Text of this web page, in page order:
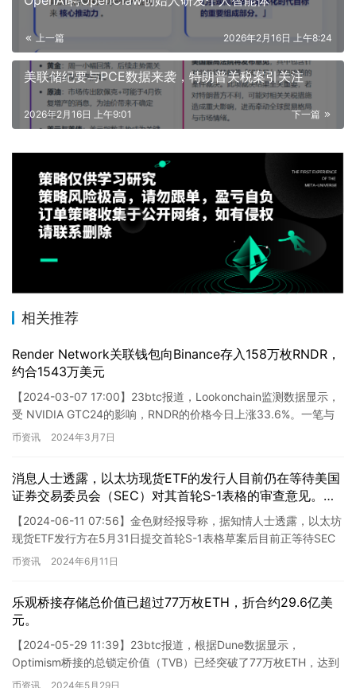
上一篇 2026年2月16日 上午8:24
美联储纪要与PCE数据来袭，特朗普关税案引关注
下一篇
2026年2月16日 上午9:01
相关推荐
Render Network关联钱包向Binance存入158万枚RNDR，
约合1543万美元
【2024-03-07 17:00】23btc报道，Lookonchain监测数据显示，
受 NVIDIA GTC24的影响，RNDR的价格今日上涨33.6%。一笔与
Render N…
币资讯 2024年3月7日
消息人士透露，以太坊现货ETF的发行人目前仍在等待美国
证券交易委员会（SEC）对其首轮S-1表格的审查意见。该
发行人希望能够尽快取得SEC的批准，从而推动以太坊在传
统金融市场中的应用。 这一举措被视为以太坊进一步发展
和推广的重要里程碑。然而，由于相关的法规和监管要求，
该项目的推进进程仍受到了一定的阻碍。目前，发行人正在
尽管目前仍面临一些挑战，但以太坊现货ETF的发行人对其
前景保持乐观。他们相信，只要按照SEC的要求进行合规性
检查，并积极与监管机构合作，该产品将有望在未来取得成
功。 值得注意的是，此消息尚未得到SEC的官方确认。所
以，请密切关注进展，以获取最新且准确的信息。
【2024-06-11 07:56】金色财经报导称，据知情人士透露，以太坊
现货ETF发行方在5月31日提交首轮S-1表格草案后目前正等待SEC
的审查。原计划SEC将于6月7日就这些…
币资讯 2024年6月11日
乐观桥接存储总价值已超过77万枚ETH，折合约29.6亿美
元。
【2024-05-29 11:39】23btc报道，根据Dune数据显示，
Optimism桥接的总锁定价值（TVB）已经突破了77万枚ETH，达到
了770,780枚ETH，按照当前…
币资讯 2024年5月29日